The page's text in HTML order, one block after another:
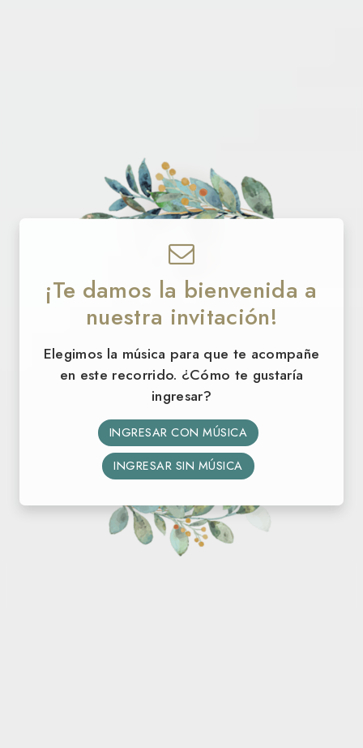
12 · 09 · 2026
Sol&Lean
¡NOS CASAMOS!
36
DÍAS
08
HORAS
29
MIN
04
SEG
¡Te damos la bienvenida a
nuestra invitación!
Elegimos la música para que te acompañe
en este recorrido. ¿Cómo te gustaría
ingresar?
INGRESAR CON MÚSICA
INGRESAR SIN MÚSICA